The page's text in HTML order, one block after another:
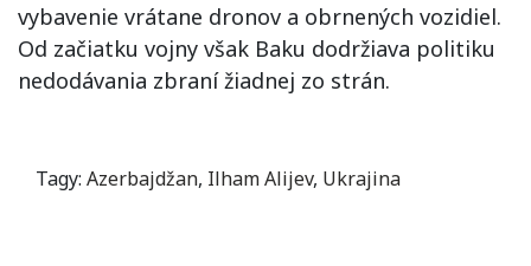
vybavenie vrátane dronov a obrnených vozidiel.
Od začiatku vojny však Baku dodržiava politiku
nedodávania zbraní žiadnej zo strán.
Tagy: Azerbajdžan, Ilham Alijev, Ukrajina